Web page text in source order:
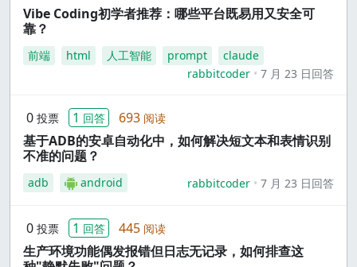
Vibe Coding初学者推荐：哪些平台既易用又安全可
靠？
前端 html 人工智能 prompt
claude
rabbitcoder
7 月 23 日回答
0 投票 1 回答 693 阅读
基于ADB的安卓自动化中，如何解决短文本和表情识别
不准的问题？
adb android rabbitcoder 7 月 23 日回答
0 投票 1 回答 445 阅读
生产环境功能偶发报错但日志无记录，如何排查这